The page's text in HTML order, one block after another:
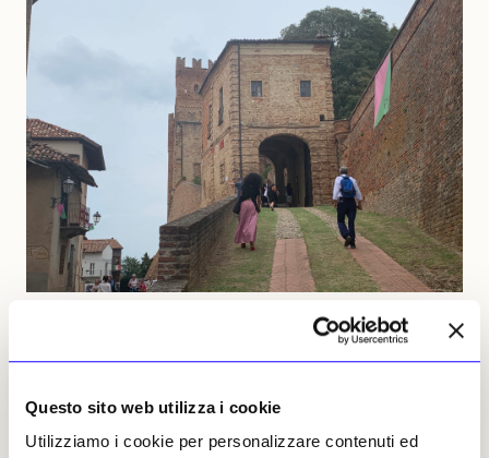
Questo sito web utilizza i cookie
Utilizziamo i cookie per personalizzare contenuti ed
Panorama 2024 © il giornale dell’arte
La mostra è un viaggio, come quelli